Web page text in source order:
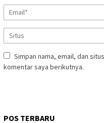
Simpan nama, email, dan
komentar saya berikutnya.
POS TERBARU